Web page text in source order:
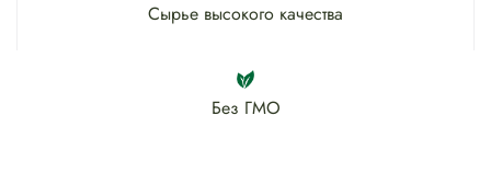
Сырье высокого качества
Без ГМО